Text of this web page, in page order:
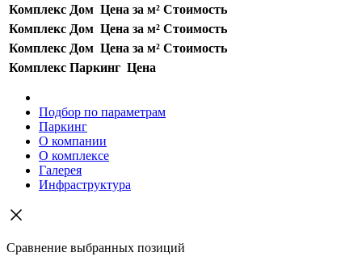
Комплекс Дом Цена за м² Стоимость
Комплекс Дом Цена за м² Стоимость
Комплекс Дом Цена за м² Стоимость
Комплекс Паркинг Цена
Подбор по параметрам
Паркинг
О компании
О комплексе
Галерея
Инфраструктура
Сравнение выбранных позиций